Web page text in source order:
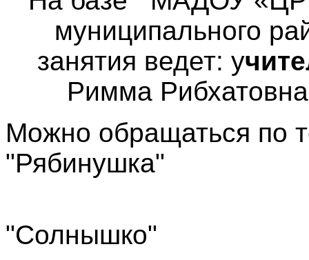
муниципального
занятия ведет: у
Римма
Можно обращаться по
"Рябинушка"
"Солнышко"